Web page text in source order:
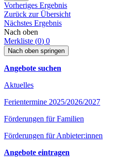
Vorheriges Ergebnis
Zurück zur Übersicht
Nächstes Ergebnis
Nach oben
Merkliste (0) 0
Nach oben springen
Angebote suchen
Aktuelles
Ferientermine 2025/2026/2027
Förderungen für Familien
Förderungen für Anbieter:innen
Angebote eintragen